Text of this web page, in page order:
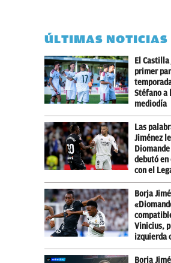
ÚLTIMAS NOTICIAS
El
primer
Stéfano a
mediodía
Las
Jiménez
debutó en
con el
Borja
Vinicius,
izquierda
Borja